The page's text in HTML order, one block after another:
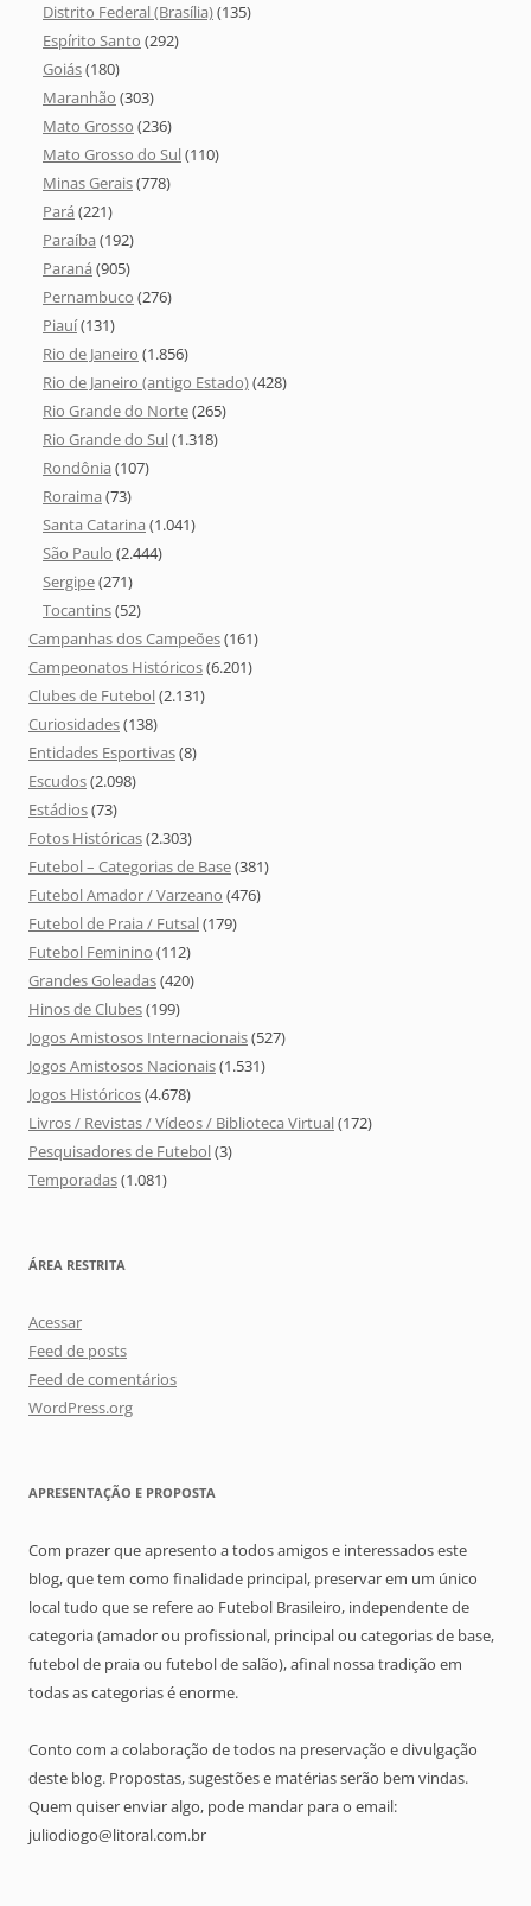
Distrito Federal (Brasília)(135)
Espírito Santo (292)
Goiás(180)
Maranhão (303)
Mato Grosso (236)
Mato Grosso do Sul(110)
Minas Gerais(778)
Pará (221)
Paraíba (192)
Paraná (905)
Pernambuco (276)
Piauí(131)
Rio de Janeiro (1.856)
Rio de Janeiro (antigo Estado)(428)
Rio Grande do Norte(265)
Rio Grande do Sul(1.318)
Rondônia (107)
Roraima (73)
Santa Catarina (1.041)
São Paulo (2.444)
Sergipe(271)
Tocantins(52)
Campanhas dos Campeões(161)
Campeonatos Históricos(6.201)
Clubes de Futebol(2.131)
Curiosidades(138)
Entidades Esportivas(8)
Escudos(2.098)
Estádios(73)
Fotos Históricas(2.303)
Futebol – Categorias de Base(381)
Futebol Amador / Varzeano (476)
Futebol de Praia / Futsal(179)
Futebol Feminino (112)
Grandes Goleadas(420)
Hinos de Clubes(199)
Jogos Amistosos Internacionais(527)
Jogos Amistosos Nacionais(1.531)
Jogos Históricos(4.678)
Livros / Revistas / Vídeos / Biblioteca Virtual(172)
Pesquisadores de Futebol(3)
Temporadas(1.081)
ÁREA RESTRITA
Acessar
Feed de posts
Feed de comentários
WordPress.org
APRESENTAÇÃO E PROPOSTA
Com prazer que apresento a todos amigos e interessados este
blog, que tem como finalidade principal, preservar em um único
local tudo que se refere ao Futebol Brasileiro, independente de
categoria (amador ou profissional, principal ou categorias de base,
futebol de praia ou futebol de salão), afinal nossa tradição em
todas as categorias é enorme.
Conto com a colaboração de todos na preservação e divulgação
deste blog. Propostas, sugestões e matérias serão bem vindas.
Quem quiser enviar algo, pode mandar para o email:
juliodiogo@litoral.com.br